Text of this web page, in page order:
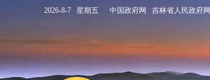
2026-8-7 星期五 中国政府网 吉林省人民政府网